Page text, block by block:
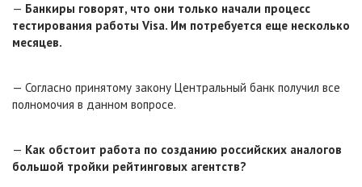
— Банкиры говорят, что они только начали процесс
тестирования работы Visa. Им потребуется еще несколько
месяцев.
— Согласно принятому закону Центральный банк получил все
полномочия в данном вопросе.
— Как обстоит работа по созданию российских аналогов
большой тройки рейтинговых агентств?